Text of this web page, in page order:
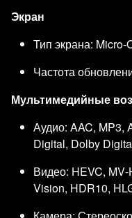
Экран
Тип экрана:
Частота
Мультимедийные
Аудио: AAC, MP3,
Digital, Dolby
Видео: HEVC,
Vision, HDR10,